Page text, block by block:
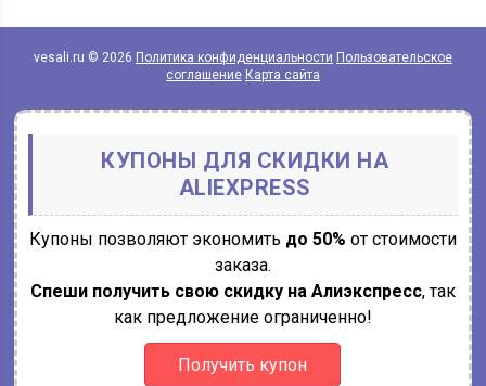
vesali.ru © 2026 Политика конфиденциальности Пользовательское
соглашение Карта сайта
КУПОНЫ ДЛЯ СКИДКИ НА
ALIEXPRESS
Купоны позволяют экономить до 50% от стоимости
заказа.
Спеши получить свою скидку на Алиэкспресс, так
как предложение ограниченно!
Получить купон